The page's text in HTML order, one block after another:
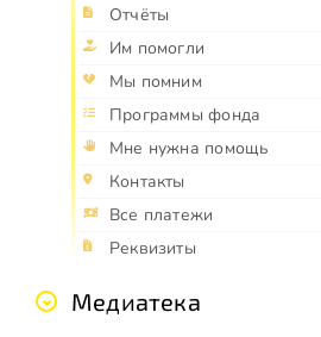
Отчёты
Им помогли
Мы помним
Программы фонда
Мне нужна помощь
Контакты
Все платежи
Реквизиты
Медиатека